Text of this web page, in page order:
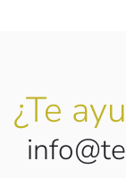
¿Te